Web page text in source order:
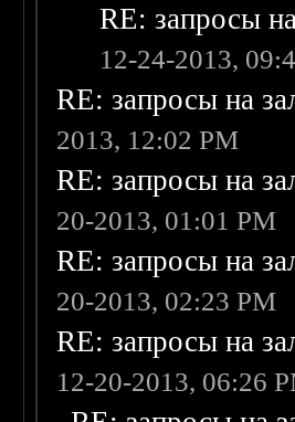
RE: запросы
12-24-2013,
RE: запросы на
2013, 12:02 PM
RE: запросы на
20-2013, 01:01 PM
RE: запросы на
20-2013, 02:23 PM
RE: запросы на
12-20-2013, 06:26